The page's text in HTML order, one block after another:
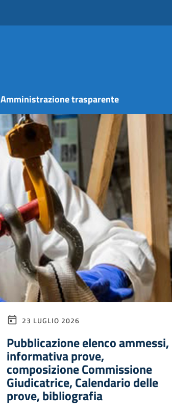
Amministrazione trasparente
23 LUGLIO 2026
Pubblicazione elenco ammessi,
informativa prove,
composizione Commissione
Giudicatrice, Calendario delle
prove, bibliografia